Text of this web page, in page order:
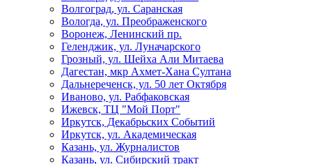
Волгоград, ул. Саранская
Вологда, ул. Преображенского
Воронеж, Ленинский пр.
Геленджик, ул. Луначарского
Грозный, ул. Шейха Али Митаева
Дагестан, мкр Ахмет-Хана Султана
Дальнереченск, ул. 50 лет Октября
Иваново, ул. Рабфаковская
Ижевск, ТЦ "Мой Порт"
Иркутск, Декабрьских Событий
Иркутск, ул. Академическая
Казань, ул. Журналистов
Казань, ул. Сибирский тракт